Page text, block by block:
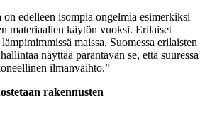
on edelleen isompia ongelmia esimerkiksi
materiaalien käytön vuoksi. Erilaiset
maissa. Suomessa erilaisten
näyttää parantavan se, että suuressa
ilmanvaihto.”
rakennusten